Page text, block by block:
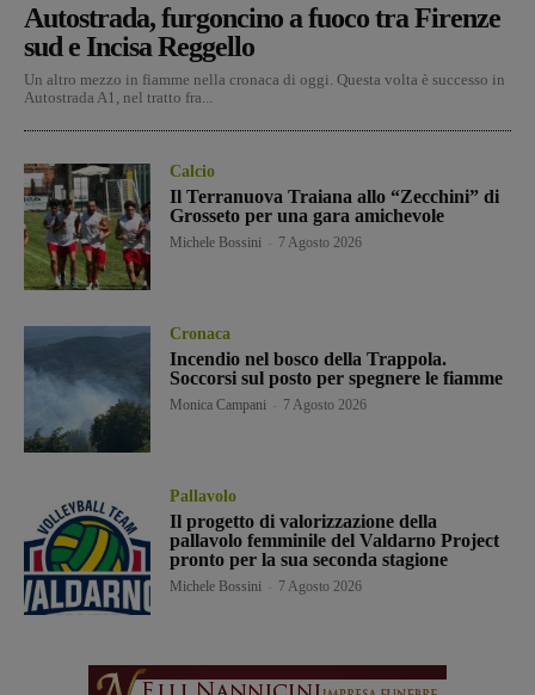
Autostrada, furgoncino a fuoco tra Firenze
sud e Incisa Reggello
Un altro mezzo in fiamme nella cronaca di oggi. Questa volta è successo in
Autostrada A1, nel tratto fra...
Calcio
Il Terranuova Traiana allo “Zecchini” di
Grosseto per una gara amichevole
Michele Bossini 7 Agosto 2026
Cronaca
Incendio nel bosco della Trappola.
Soccorsi sul posto per spegnere le fiamme
Monica Campani 7 Agosto 2026
Pallavolo
Il progetto di valorizzazione della
pallavolo femminile del Valdarno Project
pronto per la sua seconda stagione
Michele Bossini 7 Agosto 2026